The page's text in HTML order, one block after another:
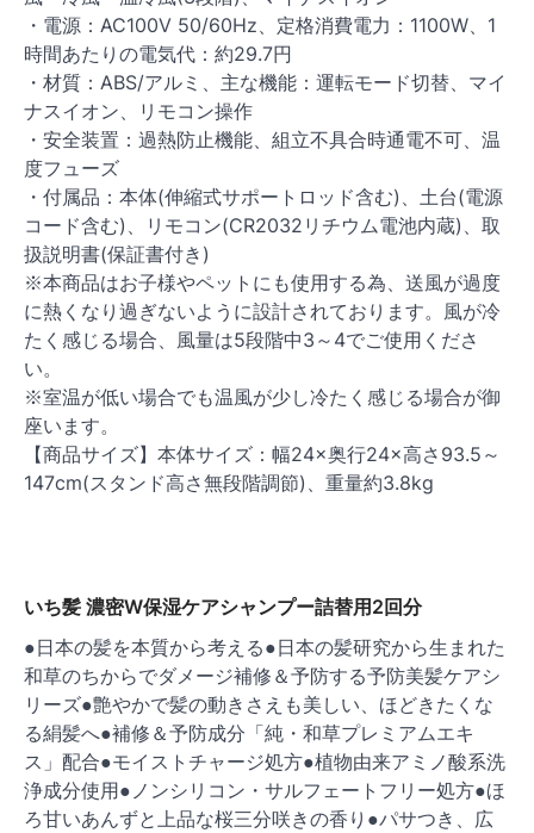
・電源：AC100V 50/60Hz、定格消費電力：1100W、1
時間あたりの電気代：約29.7円
・材質：ABS/アルミ、主な機能：運転モード切替、マイ
ナスイオン、リモコン操作
・安全装置：過熱防止機能、組立不具合時通電不可、温
度フューズ
・付属品：本体(伸縮式サポートロッド含む)、土台(電源
コード含む)、リモコン(CR2032リチウム電池内蔵)、取
扱説明書(保証書付き)
※本商品はお子様やペットにも使用する為、送風が過度
に熱くなり過ぎないように設計されております。風が冷
たく感じる場合、風量は5段階中3～4でご使用くださ
い。
※室温が低い場合でも温風が少し冷たく感じる場合が御
座います。
【商品サイズ】本体サイズ：幅24×奥行24×高さ93.5～
147cm(スタンド高さ無段階調節)、重量約3.8kg
いち髪 濃密W保湿ケアシャンプー詰替用2回分
●日本の髪を本質から考える●日本の髪研究から生まれた
和草のちからでダメージ補修＆予防する予防美髪ケアシ
リーズ●艶やかで髪の動きさえも美しい、ほどきたくな
る絹髪へ●補修＆予防成分「純・和草プレミアムエキ
ス」配合●モイストチャージ処方●植物由来アミノ酸系洗
浄成分使用●ノンシリコン・サルフェートフリー処方●ほ
ろ甘いあんずと上品な桜三分咲きの香り●パサつき、広